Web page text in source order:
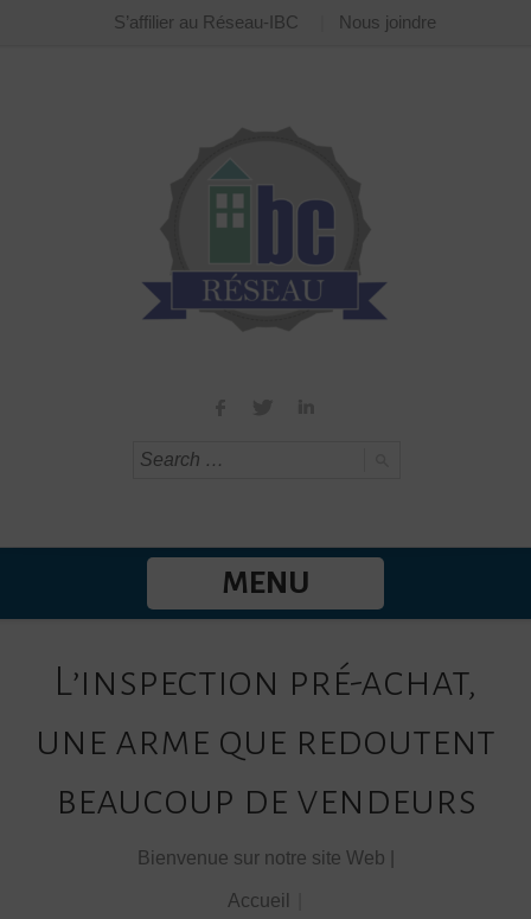
S’affilier au Réseau-IBC Nous joindre
MENU
L’inspection pré-achat,
une arme que redoutent
beaucoup de vendeurs
Bienvenue sur notre site Web |
Accueil